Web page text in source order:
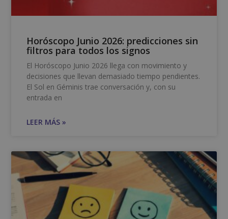
Horóscopo Junio 2026: predicciones sin
filtros para todos los signos
El Horóscopo Junio 2026 llega con movimiento y
decisiones que llevan demasiado tiempo pendientes.
El Sol en Géminis trae conversación y, con su
entrada en
LEER MÁS »